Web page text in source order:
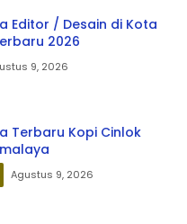
Editor / Desain di Kota
2026
9, 2026
Terbaru Kopi Cinlok
Agustus 9, 2026